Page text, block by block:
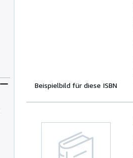
Beispielbild für diese ISBN